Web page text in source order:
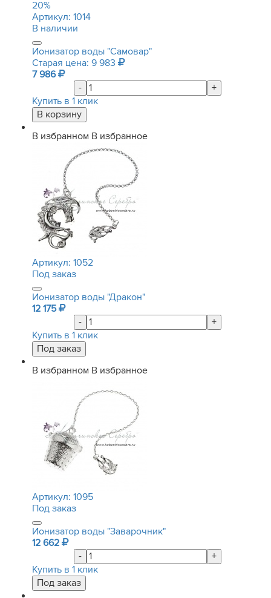
20%
Артикул: 1014
В наличии
Ионизатор воды "Самовар"
Старая цена: 9 983
7 986
-
+
Купить в 1 клик
В избранном В избранное
Артикул: 1052
Под заказ
Ионизатор воды "Дракон"
12 175
-
+
Купить в 1 клик
В избранном В избранное
Артикул: 1095
Под заказ
Ионизатор воды "Заварочник"
12 662
-
+
Купить в 1 клик